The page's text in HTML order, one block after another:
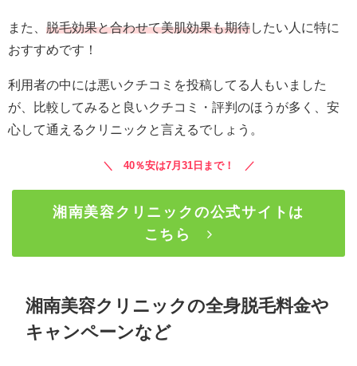
また、 脱毛効果と合わせて美肌効果も期待したい人に特に
おすすめです！
利用者の中には悪いクチコミを投稿してる人もいました
が、比較してみると良いクチコミ・評判のほうが多く、安
心して通えるクリニックと言えるでしょう。
＼ 40％安は7月31日まで！ ／
湘南美容クリニックの公式サイトは
こちら
湘南美容クリニックの全身脱毛料金や
キャンペーンなど